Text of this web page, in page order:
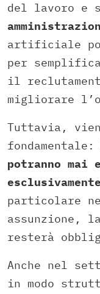
del lavoro e
artificiale
per
il
migliorare
Tuttavia,
fondamentale:
potranno mai
particolare
assunzione,
resterà
Anche nel
in modo